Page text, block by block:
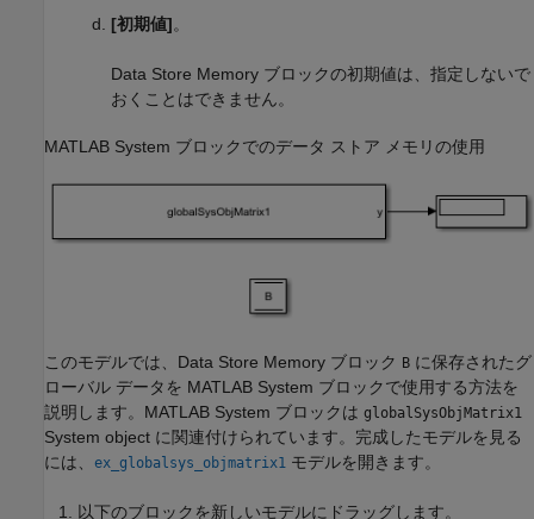
[初期値]。
Data Store Memory ブロックの初期値は、指定しないで
おくことはできません。
MATLAB System ブロックでのデータ ストア メモリの使用
このモデルでは、 Data Store Memory ブロック B に保存されたグ
ローバル データを MATLAB System ブロックで使用する方法を
説明します。 MATLAB System ブロックは globalSysObjMatrix1
System object に関連付けられています。完成したモデルを見る
には、 ex_globalsys_objmatrix1 モデルを開きます。
以下のブロックを新しいモデルにドラッグします。